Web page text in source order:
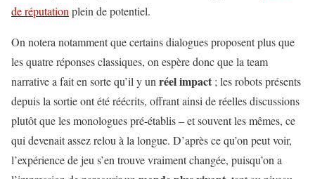
de réputation plein de potentiel.
On notera notamment que certains dialogues proposent plus que
les quatre réponses classiques, on espère donc que la team
narrative a fait en sorte qu’il y un réel impact ; les robots présents
depuis la sortie ont été réécrits, offrant ainsi de réelles discussions
plutôt que les monologues pré-établis – et souvent les mêmes, ce
qui devenait assez relou à la longue. D’après ce qu’on peut voir,
l’expérience de jeu s’en trouve vraiment changée, puisqu’on a